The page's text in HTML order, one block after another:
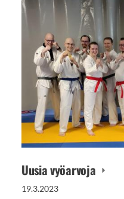
Uusia vyöarvoja
19.3.2023